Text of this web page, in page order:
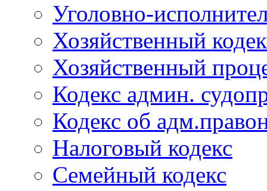
Уголовно-
Хозяйственный
Хозяйственный
Кодекс админ.
Кодекс об
Налоговый кодекс
Семейный кодекс